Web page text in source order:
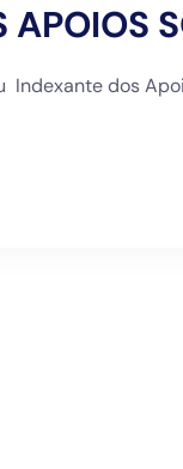
APOIOS
Indexante dos